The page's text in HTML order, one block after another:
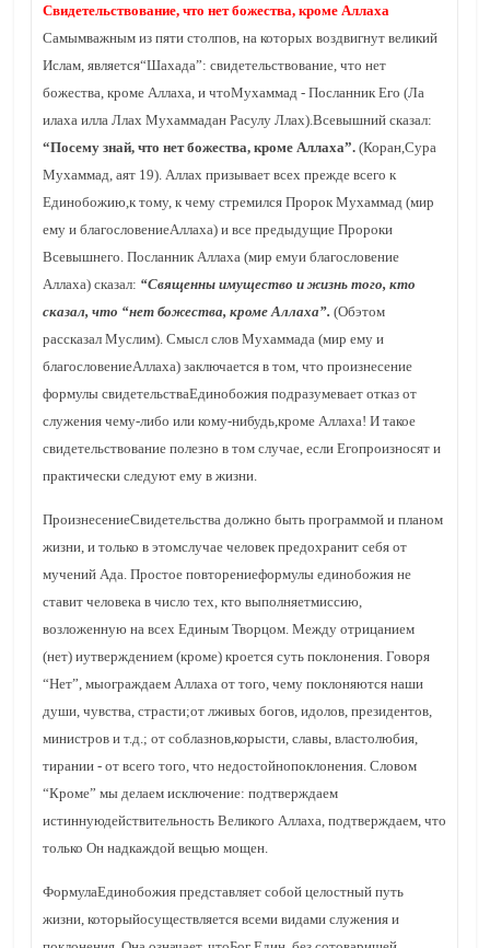
Свидетельствование, что нет божества, кроме Аллаха
Самымважным из пяти столпов, на которых воздвигнут великий
Ислам, является“Шахада”: свидетельствование, что нет
божества, кроме Аллаха, и чтоМухаммад - Посланник Его (Ла
илаха илла Ллах Мухаммадан Расулу Ллах).Всевышний сказал:
“Посему знай, что нет божества, кроме Аллаха”.(Коран,Сура
Мухаммад, аят 19). Аллах призывает всех прежде всего к
Единобожию,к тому, к чему стремился Пророк Мухаммад (мир
ему и благословениеАллаха) и все предыдущие Пророки
Всевышнего. Посланник Аллаха (мир емуи благословение
Аллаха) сказал: “Священны имущество и жизнь того, кто
сказал, что “нет божества, кроме Аллаха”.(Обэтом
рассказал Муслим). Смысл слов Мухаммада (мир ему и
благословениеАллаха) заключается в том, что произнесение
формулы свидетельстваЕдинобожия подразумевает отказ от
служения чему-либо или кому-нибудь,кроме Аллаха! И такое
свидетельствование полезно в том случае, если Егопроизносят и
практически следуют ему в жизни.
ПроизнесениеСвидетельства должно быть программой и планом
жизни, и только в этомслучае человек предохранит себя от
мучений Ада. Простое повторениеформулы единобожия не
ставит человека в число тех, кто выполняетмиссию,
возложенную на всех Единым Творцом. Между отрицанием
(нет) иутверждением (кроме) кроется суть поклонения. Говоря
“Нет”, мыограждаем Аллаха от того, чему поклоняются наши
души, чувства, страсти;от лживых богов, идолов, президентов,
министров и т.д.; от соблазнов,корысти, славы, властолюбия,
тирании - от всего того, что недостойнопоклонения. Словом
“Кроме” мы делаем исключение: подтверждаем
истиннуюдействительность Великого Аллаха, подтверждаем, что
только Он надкаждой вещью мощен.
ФормулаЕдинобожия представляет собой целостный путь
жизни, которыйосуществляется всеми видами служения и